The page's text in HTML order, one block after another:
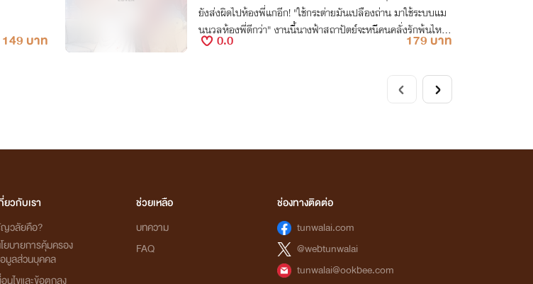
149 บาท
ยังส่งผิดไปห้องพี่แกอีก! "ใช้กระต่ายมันเปลืองถ่าน มาใช้ระบบแม
นนวลห้องพี่ดีกว่า" งานนี้นางฟ้าสถาปัตย์จะหนีคนคลั่งรักพ้นไหมเ
นี่ย! 0.0 179 บาท
ยวกับเรา
วลัยคือ?
ยบายการคุ้มครอง
มูลส่วนบุคคล
ช่วยเหลือ
บทความ
FAQ
ช่องทางติดต่อ
tunwalai.com
@webtunwalai
tunwalai@ookbee.com